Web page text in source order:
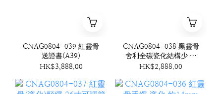
CNAG0804-039 紅靈骨
送證書(A39)
HK$3,888.00
CNAG0804-038 黑靈骨
舍利全碳瓷化結構少 圓
珠 7mm 送證書 (A38)
HK$2,888.00